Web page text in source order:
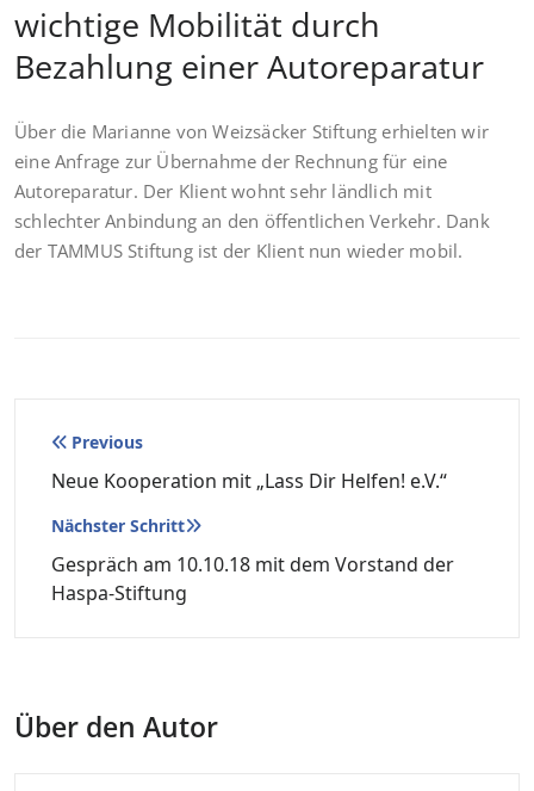
wichtige Mobilität durch
Bezahlung einer Autoreparatur
Über die Marianne von Weizsäcker Stiftung erhielten wir
eine Anfrage zur Übernahme der Rechnung für eine
Autoreparatur. Der Klient wohnt sehr ländlich mit
schlechter Anbindung an den öffentlichen Verkehr. Dank
der TAMMUS Stiftung ist der Klient nun wieder mobil.
Beitragsnavigation
Previous
Neue Kooperation mit „Lass Dir Helfen! e.V.“
Nächster Schritt
Gespräch am 10.10.18 mit dem Vorstand der
Haspa-Stiftung
Über den Autor